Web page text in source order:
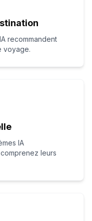
recommandent
voyage.
IA
leurs